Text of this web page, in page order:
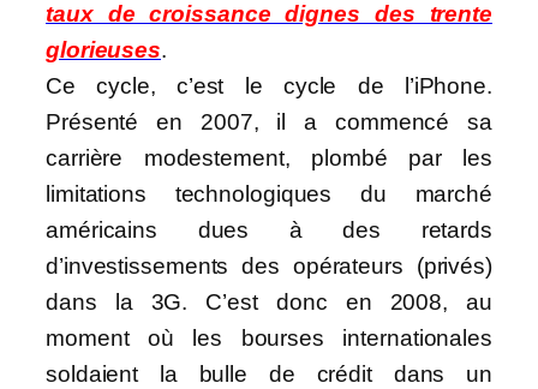
taux de croissance dignes des trente
glorieuses.
Ce cycle, c’est le cycle de l’iPhone.
Présenté en 2007, il a commencé sa
carrière modestement, plombé par les
limitations technologiques du marché
américains dues à des retards
d’investissements des opérateurs (privés)
dans la 3G. C’est donc en 2008, au
moment où les bourses internationales
soldaient la bulle de crédit dans un